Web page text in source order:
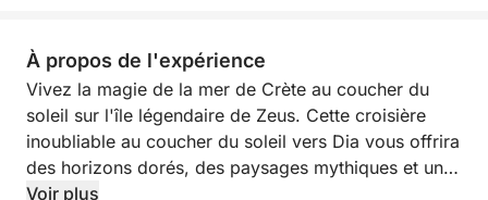
À propos de l'expérience
Vivez la magie de la mer de Crète au coucher du
soleil sur l'île légendaire de Zeus. Cette croisière
inoubliable au coucher du soleil vers Dia vous offrira
des horizons dorés, des paysages mythiques et une
occasion rare de vous connecter à la nature dans
Voir plus